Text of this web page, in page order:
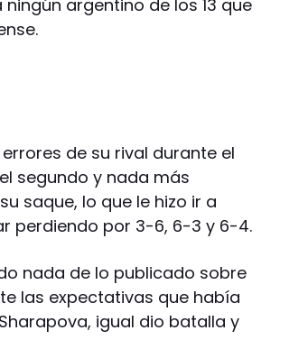
argentino de los 13 que
de su rival durante el
segundo y nada más
saque, lo que le hizo ir a
perdiendo por 3-6, 6-3 y 6-4.
nada de lo publicado sobre
las expectativas que había
igual dio batalla y